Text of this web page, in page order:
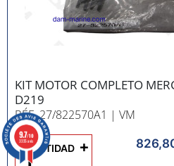
KIT MOTOR COMPLETO
D219
RÉF. 27/822570A1 | VM
CANTIDAD +
9.7/10
3335 avis